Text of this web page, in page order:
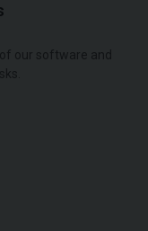
our software and